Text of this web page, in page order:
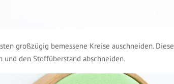
großzügig bemessene Kreise auschneiden. Diese
und den Stoffüberstand abschneiden.